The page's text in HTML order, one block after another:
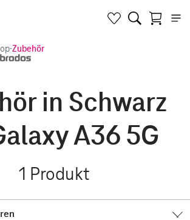
·Zubehör
in Schwarz
A36 5G
1 Produkt